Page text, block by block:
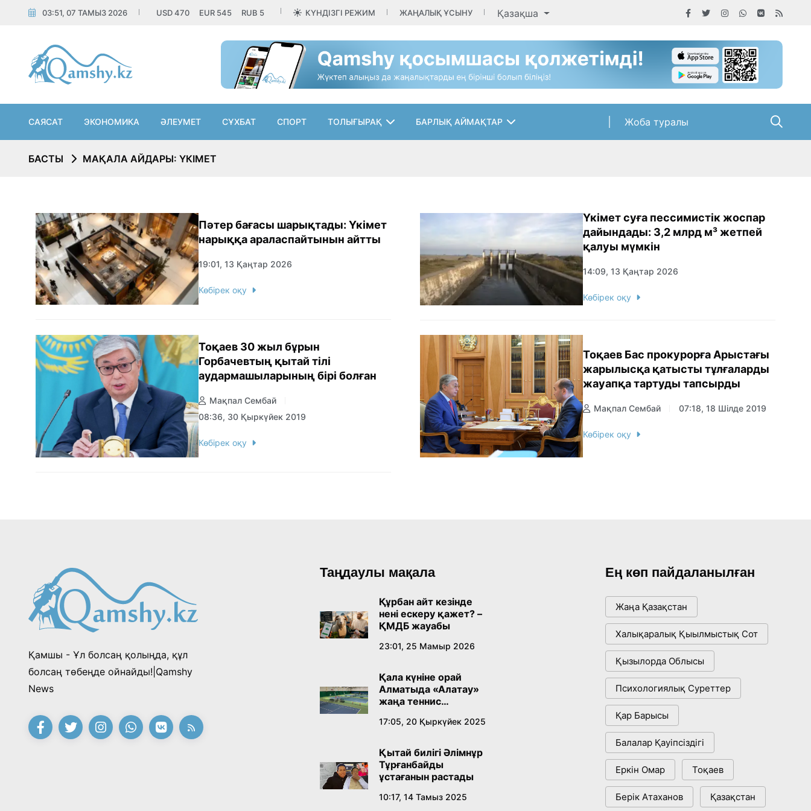
03:51, 07 ТАМЫЗ 2026 USD470 EUR 545 RUB 5 КҮНДІЗГІ РЕЖИМ ЖАҢАЛЫҚ ҰСЫНУ Қазақша
САЯСАТ ЭКОНОМИКА ӘЛЕУМЕТ СҰХБАТ СПОРТ ТОЛЫҒЫРАҚ БАРЛЫҚ АЙМАҚТАР Жоба туралы
БАСТЫ МАҚАЛА АЙДАРЫ: ҮКІМЕТ
Пәтер бағасы шарықтады: Үкімет
нарыққа араласпайтынын айтты
19:01, 13 Қаңтар 2026
Көбірек оқу
Үкімет суға пессимистік жоспар
дайындады: 3,2 млрд м³ жетпей
қалуы мүмкін
14:09, 13 Қаңтар 2026
Көбірек оқу
Тоқаев 30 жыл бұрын
Горбачевтың қытай тілі
аудармашыларының бірі болған
Мақпал Сембай
08:36, 30 Қыркүйек 2019
Көбірек оқу
Тоқаев Бас прокурорға Арыстағы
жарылысқа қатысты тұлғаларды
жауапқа тартуды тапсырды
Мақпал Сембай 07:18, 18 Шілде 2019
Көбірек оқу
Қамшы - Ұл болсаң қолыңда, құл
болсаң төбеңде ойнайды!|Qamshy
News
Таңдаулы мақала
Құрбан айт кезінде
нені ескеру қажет? –
ҚМДБ жауабы
23:01, 25 Мамыр 2026
Қала күніне орай
Алматыда «Алатау»
жаңа теннис
17:05, 20 Қыркүйек 2025
Қытай билігі Әлімнұр
Тұрғанбайды
ұстағанын растады
10:17, 14 Тамыз 2025
Ең көп пайдаланылған
Жаңа Қазақстан
Халықаралық Қыылмыстық Сот
Қызылорда Облысы
Психологиялық Суреттер
Қар Барысы
Балалар Қауіпсіздігі
Еркін Омар Тоқаев
Берік Атаханов Қазақстан